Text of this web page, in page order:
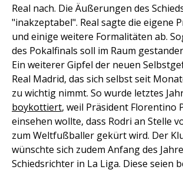
Real nach. Die Äußerungen des
"inakzeptabel". Real sagte die eigene
und einige weitere Formalitäten ab.
des Pokalfinals soll im Raum
Ein weiterer Gipfel der neuen
Real Madrid, das sich selbst seit
zu wichtig nimmt. So wurde letztes
boykottiert, weil Präsident Florentino
einsehen wollte, dass Rodri an Stelle
zum Weltfußballer gekürt wird. Der
wünschte sich zudem Anfang des
Schiedsrichter in La Liga. Diese seien